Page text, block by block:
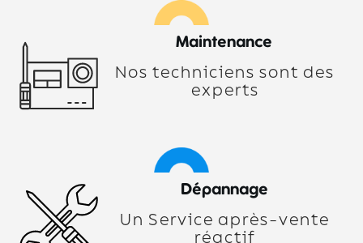
Maintenance
Nos techniciens sont des
experts
Dépannage
Un Service après-vente
réactif